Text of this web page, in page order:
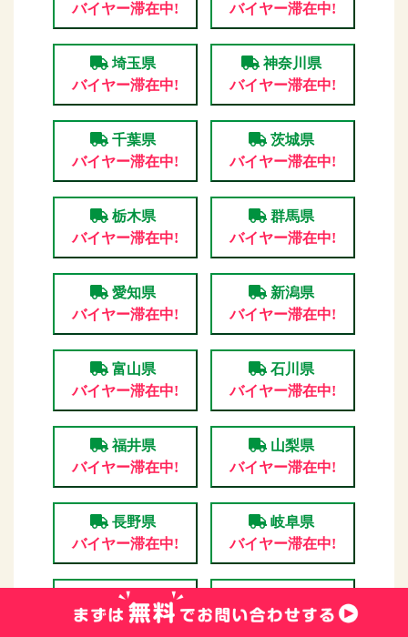
バイヤー滞在中!
バイヤー滞在中!
埼玉県
バイヤー滞在中!
神奈川県
バイヤー滞在中!
千葉県
バイヤー滞在中!
茨城県
バイヤー滞在中!
栃木県
バイヤー滞在中!
群馬県
バイヤー滞在中!
愛知県
バイヤー滞在中!
新潟県
バイヤー滞在中!
富山県
バイヤー滞在中!
石川県
バイヤー滞在中!
福井県
バイヤー滞在中!
山梨県
バイヤー滞在中!
長野県
バイヤー滞在中!
岐阜県
バイヤー滞在中!
静岡県
バイヤー滞在中!
バイヤー滞在中!